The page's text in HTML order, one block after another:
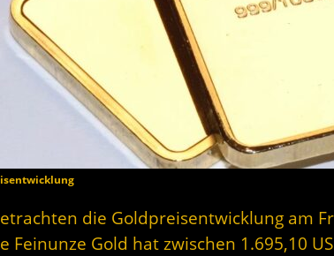
die Goldpreisentwicklung am
Feinunze Gold hat zwischen 1.695,10